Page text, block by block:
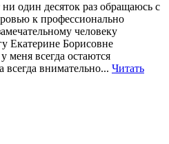
один десяток раз обращаюсь с
к профессионально
человеку
Екатерине Борисовне
всегда остаются
внимательно... Читать